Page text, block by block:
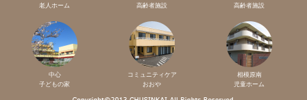
老人ホーム
高齢者施設
高齢者施設
中心
子どもの家
コミュニティケア
おおや
相模原南
児童ホーム